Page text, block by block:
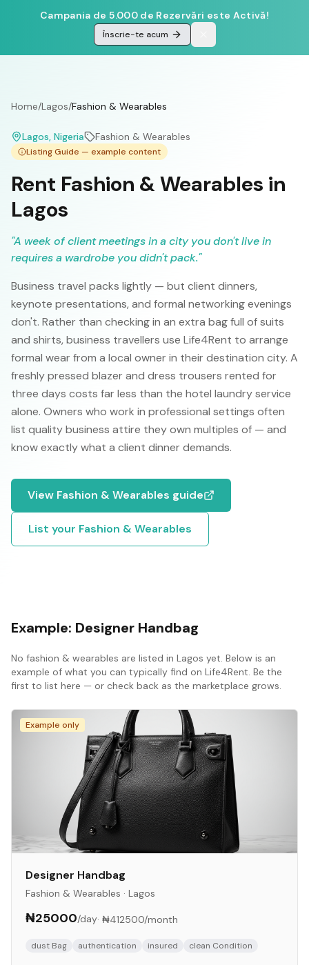
Campania de 5.000 de Rezervări este Activă!
Înscrie-te acum
Home/Lagos/Fashion & Wearables
Lagos, Nigeria Fashion & Wearables
Listing Guide — example content
Rent Fashion & Wearables in
Lagos
"A week of client meetings in a city you don't live in
requires a wardrobe you didn't pack."
Business travel packs lightly — but client dinners,
keynote presentations, and formal networking evenings
don't. Rather than checking in an extra bag full of suits
and shirts, business travellers use Life4Rent to arrange
formal wear from a local owner in their destination city. A
freshly pressed blazer and dress trousers rented for
three days costs far less than the hotel laundry service
alone. Owners who work in professional settings often
list quality business attire they own multiples of — and
know exactly what a client dinner demands.
View Fashion & Wearables guide
List your Fashion & Wearables
Example: Designer Handbag
No fashion & wearables are listed in Lagos yet. Below is an
example of what you can typically find on Life4Rent. Be the
first to list here — or check back as the marketplace grows.
Example only
Designer Handbag
Fashion & Wearables · Lagos
₦25000/day· ₦412500/month
dust Bag authentication insured clean Condition